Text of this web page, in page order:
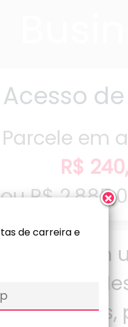
Acesso
Parcele em
R$
ou R$
Se você tem
cupom de
parceiros,
de carreira e